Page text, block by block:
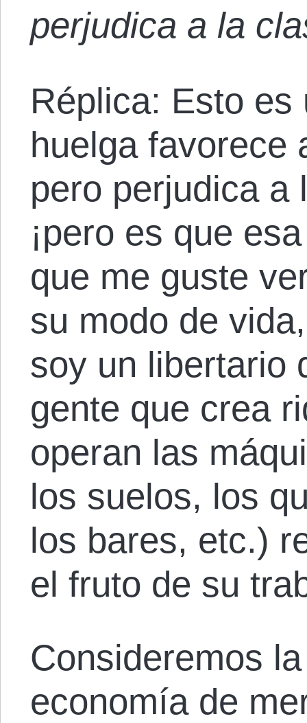
perjudica a la
Réplica: Esto
huelga favorece
pero perjudica
¡pero es que
que me guste
su modo de
soy un libertario
gente que crea
operan las
los suelos, los
los bares, etc.)
el fruto de su
Consideremos
economía de